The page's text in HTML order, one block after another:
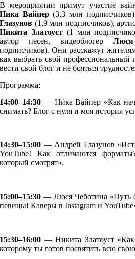
В мероприятии примут участие
Ника Вайпер(3,3 млн
Глазунов (1,9 млн подписчиков),
Никита Златоуст(1 млн
автор песен, видеоблогер
подписчиков). Они расскажут
как выбрать свой профессиональный
вести свой блог и не бояться
Программа:
14:00–14:30 — Ника Вайпер «Как
снимать? Блог с нуля и моя история
14:30–15:00 — Андрей Глазунов
YouTube! Как отличаются
который смотрят».
15:00–15:30 — Люся Чеботина «Путь
певицы! Каверы в Instagram и
15:30–16:00 — Никита Златоуст «Как
которому ты готов посвятить всю